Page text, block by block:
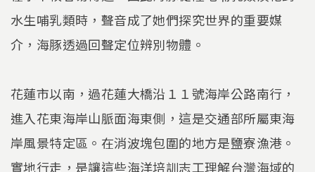
水生哺乳類時，聲音成了她們探究世界的重要媒
介，海豚透過回聲定位辨別物體。
花蓮市以南，過花蓮大橋沿１１號海岸公路南行，
進入花東海岸山脈面海東側，這是交通部所屬東海
岸風景特定區。在消波塊包圍的地方是鹽寮漁港。
實地行走，是讓這些海洋培訓志工理解台灣海域的